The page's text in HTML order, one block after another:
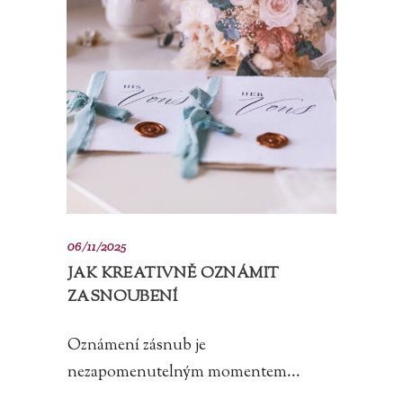
06/11/2025
JAK KREATIVNĚ OZNÁMIT
ZASNOUBENÍ
Oznámení zásnub je
nezapomenutelným momentem...